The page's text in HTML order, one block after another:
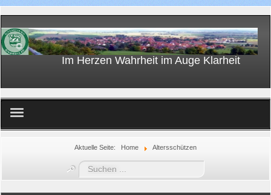
Im Herzen Wahrheit im Auge Klarheit
Aktuelle Seite: Home Altersschützen
Suchen
...